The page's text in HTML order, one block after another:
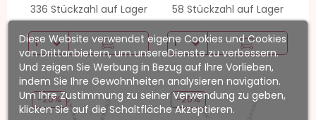
336 Stückzahl auf Lager 58 Stückzahl auf Lager
-20% -20%
Diese Website verwendet eigene Cookies und Cookies
von Drittanbietern, um unsereDienste zu verbessern.
Und zeigen Sie Werbung in Bezug auf Ihre Vorlieben,
indem Sie Ihre Gewohnheiten analysieren navigation.
Um Ihre Zustimmung zu seiner Verwendung zu geben,
klicken Sie auf die Schaltfläche Akzeptieren.